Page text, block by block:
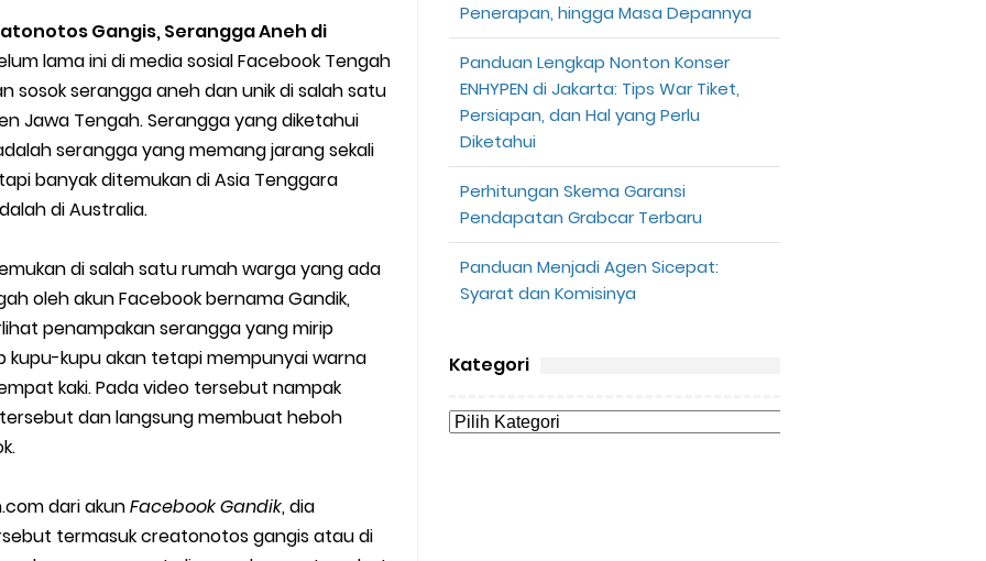
Sendiri dan Orang Lain
Driver
Online
Sesuai dengan Orderan
Mitra Gojek
Perlu Kamu Ketahui
dan Mobil 2023
Gangis, Serangga Aneh di
lama ini di media sosial Facebook Tengah
sosok serangga aneh dan unik di salah satu
Jawa Tengah. Serangga yang diketahui
serangga yang memang jarang sekali
banyak ditemukan di Asia Tenggara
di Australia.
di salah satu rumah warga yang ada
oleh akun Facebook bernama Gandik,
penampakan serangga yang mirip
kupu-kupu akan tetapi mempunyai warna
kaki. Pada video tersebut nampak
dan langsung membuat heboh
dari akunFacebook Gandik, dia
termasuk creatonotos gangis atau di
Penerapan, hingga Masa Depannya
Panduan Lengkap Nonton Konser
ENHYPEN di Jakarta: Tips War Tiket,
Persiapan, dan Hal yang Perlu
Diketahui
Perhitungan Skema Garansi
Pendapatan Grabcar Terbaru
Panduan Menjadi Agen Sicepat:
Syarat dan Komisinya
Kategori